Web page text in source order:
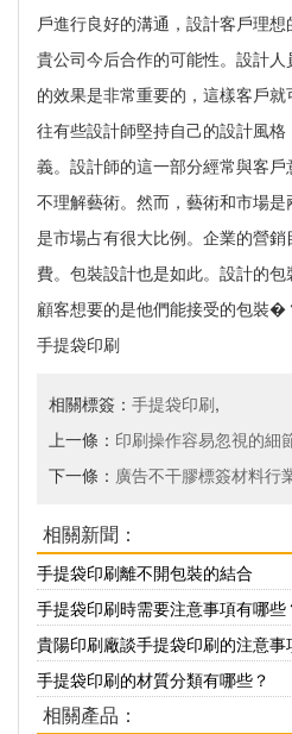
戶進行良好的溝通，設計客戶理
貴公司今后合作的可能性。設計
的效果是非常重要的，這樣客戶
往有些設計師堅持自己的設計風格
義。設計師的這一部分經常與客戶
不理解藝術。然而，藝術和市場是
是市場占有很大比例。企業的營
費。 包裝設計也是如此。設計的
顧客想要的是他們能接受的包裝
手提袋印刷
相關標簽： 手提袋印刷,
上一條： 印刷操作容易忽視的細
下一條： 廣告不干膠標簽材料行
相關新聞：
手提袋印刷離不開包裝的結合
手提袋印刷時需要注意事項有哪些
貴陽印刷廠談手提袋印刷的注意事
手提袋印刷的材質分類有哪些？
相關產品：